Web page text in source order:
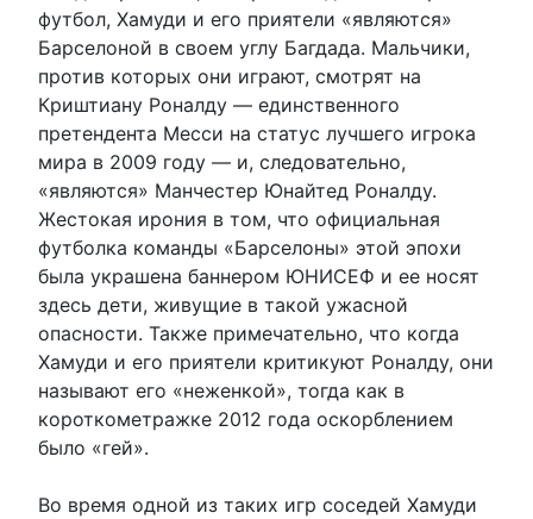
футбол, Хамуди и его приятели «являются»
Барселоной в своем углу Багдада. Мальчики,
против которых они играют, смотрят на
Криштиану Роналду — единственного
претендента Месси на статус лучшего игрока
мира в 2009 году — и, следовательно,
«являются» Манчестер Юнайтед Роналду.
Жестокая ирония в том, что официальная
футболка команды «Барселоны» этой эпохи
была украшена баннером ЮНИСЕФ и ее носят
здесь дети, живущие в такой ужасной
опасности. Также примечательно, что когда
Хамуди и его приятели критикуют Роналду, они
называют его «неженкой», тогда как в
короткометражке 2012 года оскорблением
было «гей».
Во время одной из таких игр соседей Хамуди